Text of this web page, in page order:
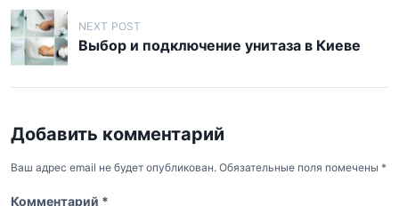
и
г
а
и
п
NEXT POST
Выбор и подключение унитаза в Киеве
Добавить комментарий
Ваш адрес email не будет опубликован. Обязательные поля помечены *
Комментарий *